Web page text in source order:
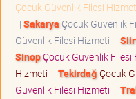
Çocuk Güvenlik Filesi
| Sakarya Çocuk Güvenlik
Güvenlik Filesi Hizmeti |
SinopÇocuk Güvenlik Filesi
Hizmeti | TekirdağÇocuk
Güvenlik Filesi Hizmeti |